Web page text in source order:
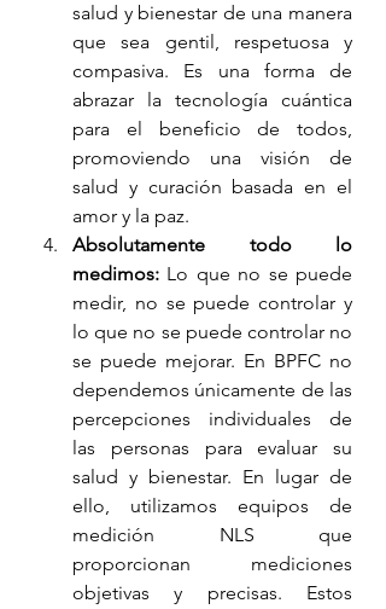
salud y bienestar de una manera
que sea gentil, respetuosa y
compasiva. Es una forma de
abrazar la tecnología cuántica
para el beneficio de todos,
promoviendo una visión de
salud y curación basada en el
amor y la paz.
Absolutamente todo lo
medimos: Lo que no se puede
medir, no se puede controlar y
lo que no se puede controlar no
se puede mejorar. En BPFC no
dependemos únicamente de las
percepciones individuales de
las personas para evaluar su
salud y bienestar. En lugar de
ello, utilizamos equipos de
medición NLS que
proporcionan mediciones
objetivas y precisas. Estos